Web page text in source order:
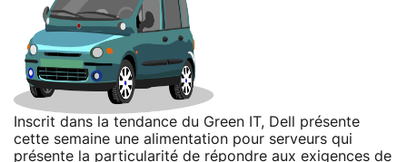
Inscrit dans la tendance du Green IT, Dell présente
cette semaine une alimentation pour serveurs qui
présente la particularité de répondre aux exigences de